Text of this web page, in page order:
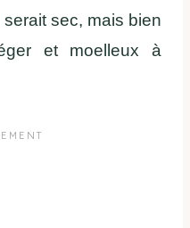
sec, mais bien
et moelleux à